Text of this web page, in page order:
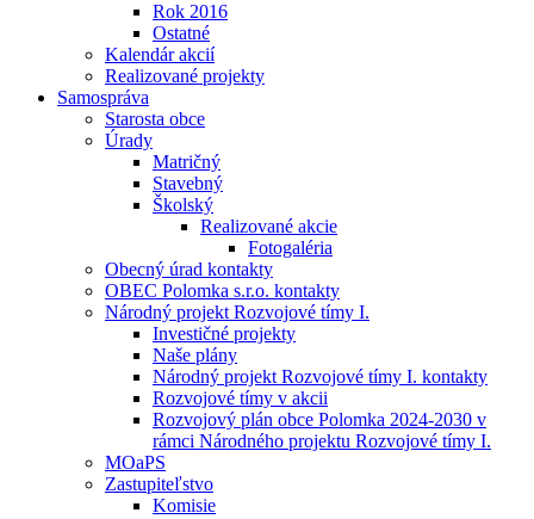
Rok 2016
Ostatné
Kalendár akcií
Realizované projekty
Samospráva
Starosta obce
Úrady
Matričný
Stavebný
Školský
Realizované akcie
Fotogaléria
Obecný úrad kontakty
OBEC Polomka s.r.o. kontakty
Národný projekt Rozvojové tímy I.
Investičné projekty
Naše plány
Národný projekt Rozvojové tímy I. kontakty
Rozvojové tímy v akcii
Rozvojový plán obce Polomka 2024-2030 v
rámci Národného projektu Rozvojové tímy I.
MOaPS
Zastupiteľstvo
Komisie